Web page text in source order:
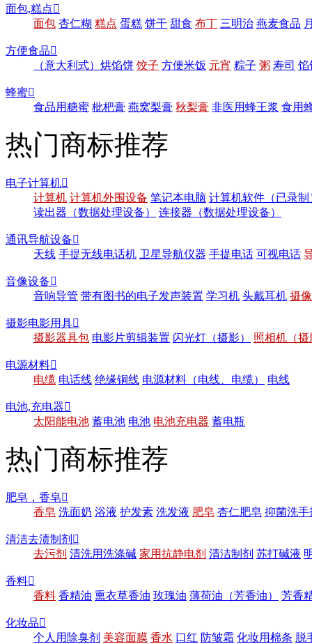
面包,糕点
面包 杏仁糊 糕点 蛋糕 饼干 甜食 布丁 三明治 燕麦食品
方便食品
（意大利式）烘馅饼 饺子 方便米饭 元宵 粽子 粥 寿司 馅
蜂蜜
食品用糖蜜 枇杷膏 燕窝梨膏 秋梨膏 非医用蜂王浆 食用
热门商标推荐
电子计算机
计算机 计算机外围设备 笔记本电脑 计算机软件（已录制
读出器（数据处理设备）
连接器（数据处理设备）
通讯导航设备
天线 手提无线电话机 卫星导航仪器 手提电话 可视电话
音像设备
音响导管 带有图书的电子发声装置 学习机 头戴耳机 摄
摄影电影用具
摄影器具包 电影片剪辑装置 闪光灯（摄影） 照相机（摄
电源材料
电缆 电话线 绝缘铜线 电源材料（电线、电缆） 电线
电池,充电器
太阳能电池 蓄电池 电池 电池充电器 蓄电瓶
热门商标推荐
肥皂，香皂
香皂 洗面奶 浴液 护发素 洗发液 肥皂 杏仁肥皂 抑菌洗手
清洁去渍制剂 
去污剂 清洗用洗涤碱 家用抗静电剂 清洁制剂 苏打碱液
香料
香料 香精油 熏衣草香油 玫瑰油 薄荷油（芳香油） 芳香
化妆品
个人用除臭剂 美容面膜 香水 口红 防皱霜 化妆用棉条 脱